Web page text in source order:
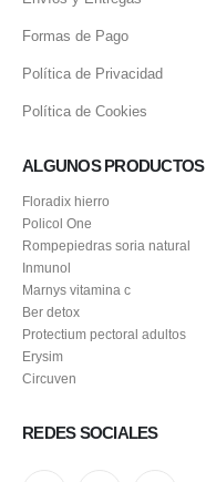
Formas de Pago
Política de Privacidad
Política de Cookies
ALGUNOS PRODUCTOS
Floradix hierro
Policol One
Rompepiedras soria natural
Inmunol
Marnys vitamina c
Ber detox
Protectium pectoral adultos
Erysim
Circuven
REDES SOCIALES